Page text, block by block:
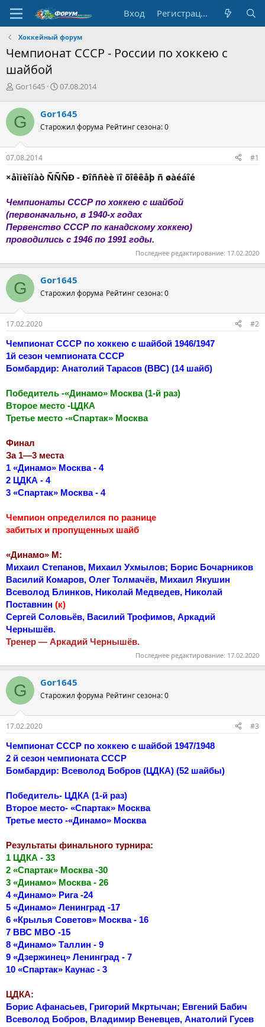
Вход Регистрация
Хоккейный форум
Чемпионат СССР - России по хоккею с
шайбой
А
т
о
р
т
е
м
ы
Gor1645
Д
а
н
ч
л
а
07.08.2014
G Gor1645
Старожил форума Рейтинг сезона: 0
07.08.2014 #1
×åìïèîíàò ÑÑÑÐ - Ðîññèè ïî õîêêåþ ñ øàéáîé
Чемпионаты СССР по хоккею с шайбой
(первоначально, в 1940-х годах
Первенство СССР по канадскому хоккею)
проводились с 1946 по 1991 годы.
Последнее редактирование: 17.02.2020
G Gor1645
Старожил форума Рейтинг сезона: 0
17.02.2020
#2
Чемпионат СССР по хоккею с шайбой 1946/1947
1й сезон чемпионата СССР
Бомбардир: Анатолий Тарасов (ВВС) (14 шайб)
Победитель -«Динамо» Москва (1-й раз)
Второе место -ЦДКА
Третье место -«Спартак» Москва
Финал
За 1—3 места
1 «Динамо» Москва - 4
2 ЦДКА - 4
3 «Спартак» Москва - 4
Чемпион определился по разнице
забитых и пропущенных шайб
«Динамо» М:
Михаил Степанов, Михаил Ухмылов; Борис Бочарников
Василий Комаров, Олег Толмачёв, Михаил Якушин
Всеволод Блинков, Николай Медведев, Николай
Поставнин (к)
Сергей Соловьёв, Василий Трофимов, Аркадий
Чернышёв.
Тренер — Аркадий Чернышёв.
Последнее редактирование: 17.02.2020
G Gor1645
Старожил форума Рейтинг сезона: 0
17.02.2020
#3
Чемпионат СССР по хоккею с шайбой 1947/1948
2 й сезон чемпионата СССР
Бомбардир: Всеволод Бобров (ЦДКА) (52 шайбы)
Победитель- ЦДКА (1-й раз)
Второе место- «Спартак» Москва
Третье место -«Динамо» Москва
Результаты финального турнира:
1 ЦДКА - 33
2 «Спартак» Москва -30
3 «Динамо» Москва - 26
4 «Динамо» Рига -24
5 «Динамо» Ленинград -17
6 «Крылья Советов» Москва - 16
7 ВВС МВО -15
8 «Динамо» Таллин - 9
9 «Дзержинец» Ленинград - 7
10 «Спартак» Каунас - 3
ЦДКА:
Борис Афанасьев, Григорий Мкртычан; Евгений Бабич
Всеволод Бобров, Владимир Веневцев, Анатолий Гусев